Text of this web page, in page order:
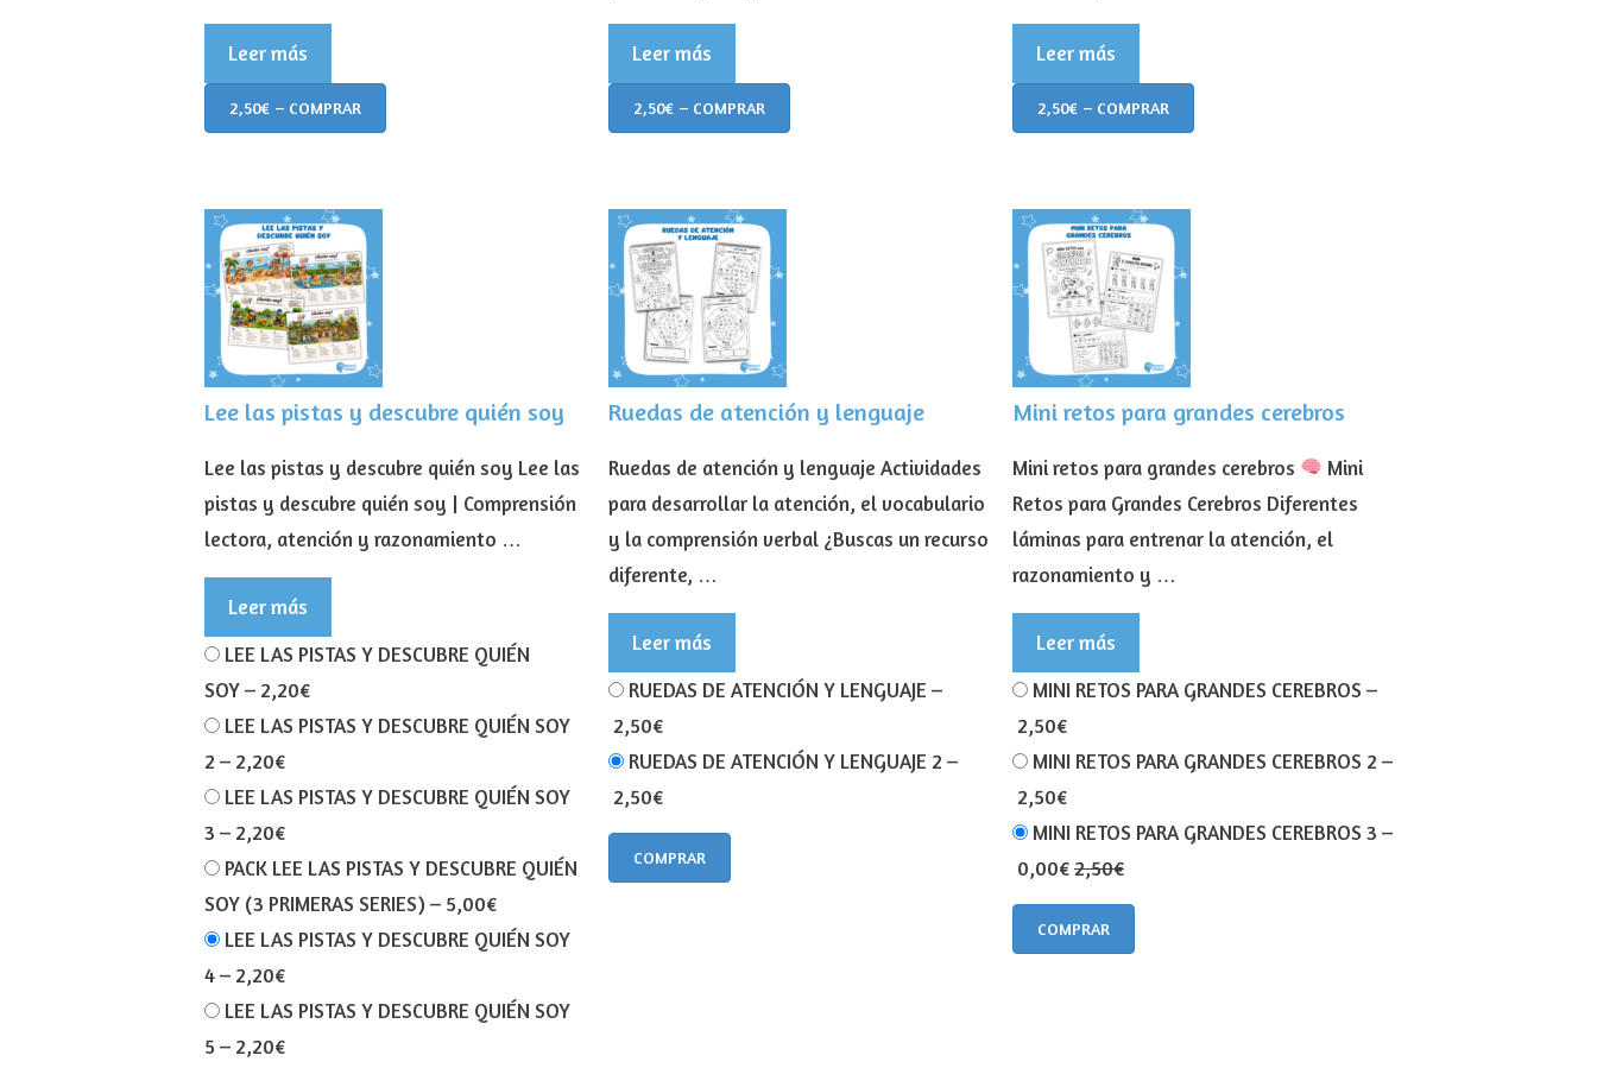
Leer más
2,50€ – COMPRAR
Leer más
2,50€ – COMPRAR
Leer más
2,50€ – COMPRAR
Lee las pistas y descubre quién soy
Lee las pistas y descubre quién soy Lee las
pistas y descubre quién soy | Comprensión
lectora, atención y razonamiento …
Leer más
LEE LAS PISTAS Y DESCUBRE QUIÉN
SOY– 2,20€
LEE LAS PISTAS Y DESCUBRE QUIÉN SOY
2 – 2,20€
LEE LAS PISTAS Y DESCUBRE QUIÉN SOY
3 – 2,20€
PACK LEE LAS PISTAS Y DESCUBRE QUIÉN
SOY (3 PRIMERAS SERIES) – 5,00€
LEE LAS PISTAS Y DESCUBRE QUIÉN SOY
4– 2,20€
LEE LAS PISTAS Y DESCUBRE QUIÉN SOY
5 – 2,20€
Ruedas de atención y lenguaje
Ruedas de atención y lenguaje Actividades
para desarrollar la atención, el vocabulario
y la comprensión verbal ¿Buscas un recurso
diferente, …
Leer más
RUEDAS DE ATENCIÓN Y LENGUAJE –
2,50€
RUEDAS DE ATENCIÓN Y LENGUAJE 2 –
2,50€
COMPRAR
Mini retos para grandes cerebros
Mini retos para grandes cerebros
Mini
Retos para Grandes Cerebros Diferentes
láminas para entrenar la atención, el
razonamiento y …
Leer más
MINI RETOS PARA GRANDES CEREBROS –
2,50€
MINI RETOS PARA GRANDES CEREBROS 2 –
2,50€
MINI RETOS PARA GRANDES CEREBROS 3 –
0,00€2,50€
COMPRAR